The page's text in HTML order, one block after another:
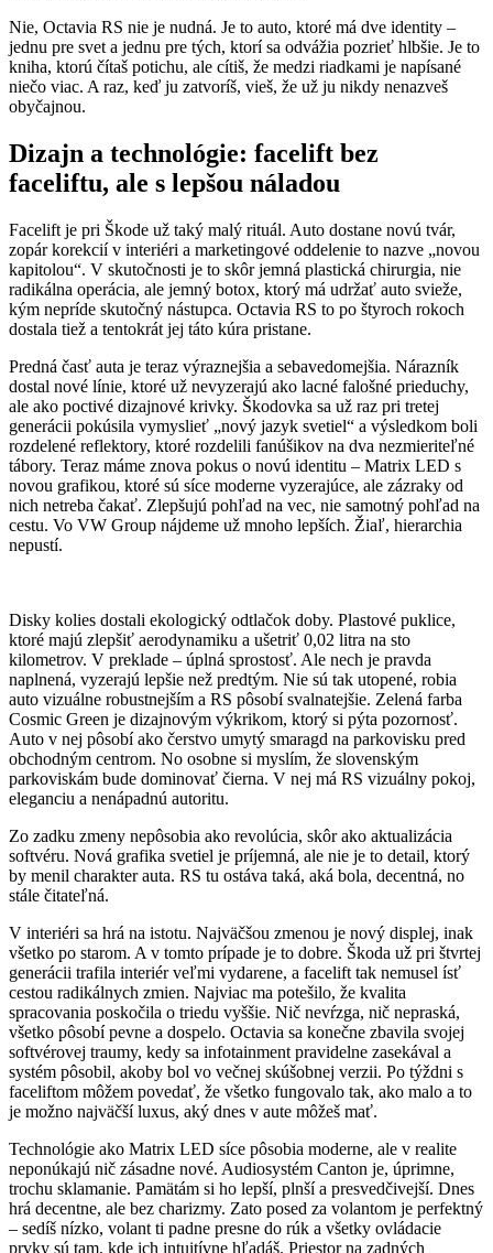
Nie, Octavia RS nie je nudná. Je to auto, ktoré má dve identity –
jednu pre svet a jednu pre tých, ktorí sa odvážia pozrieť hlbšie. Je to
kniha, ktorú čítaš potichu, ale cítiš, že medzi riadkami je napísané
niečo viac. A raz, keď ju zatvoríš, vieš, že už ju nikdy nenazveš
obyčajnou.
Dizajn a technológie: facelift bez
faceliftu, ale s lepšou náladou
Facelift je pri Škode už taký malý rituál. Auto dostane novú tvár,
zopár korekcií v interiéri a marketingové oddelenie to nazve „novou
kapitolou“. V skutočnosti je to skôr jemná plastická chirurgia, nie
radikálna operácia, ale jemný botox, ktorý má udržať auto svieže,
kým nepríde skutočný nástupca. Octavia RS to po štyroch rokoch
dostala tiež a tentokrát jej táto kúra pristane.
Predná časť auta je teraz výraznejšia a sebavedomejšia. Nárazník
dostal nové línie, ktoré už nevyzerajú ako lacné falošné prieduchy,
ale ako poctivé dizajnové krivky. Škodovka sa už raz pri tretej
generácii pokúsila vymyslieť „nový jazyk svetiel“ a výsledkom boli
rozdelené reflektory, ktoré rozdelili fanúšikov na dva nezmieriteľné
tábory. Teraz máme znova pokus o novú identitu – Matrix LED s
novou grafikou, ktoré sú síce moderne vyzerajúce, ale zázraky od
nich netreba čakať. Zlepšujú pohľad na vec, nie samotný pohľad na
cestu. Vo VW Group nájdeme už mnoho lepších. Žiaľ, hierarchia
nepustí.
Disky kolies dostali ekologický odtlačok doby. Plastové puklice,
ktoré majú zlepšiť aerodynamiku a ušetriť 0,02 litra na sto
kilometrov. V preklade – úplná sprostosť. Ale nech je pravda
naplnená, vyzerajú lepšie než predtým. Nie sú tak utopené, robia
auto vizuálne robustnejším a RS pôsobí svalnatejšie. Zelená farba
Cosmic Green je dizajnovým výkrikom, ktorý si pýta pozornosť.
Auto v nej pôsobí ako čerstvo umytý smaragd na parkovisku pred
obchodným centrom. No osobne si myslím, že slovenským
parkoviskám bude dominovať čierna. V nej má RS vizuálny pokoj,
eleganciu a nenápadnú autoritu.
Zo zadku zmeny nepôsobia ako revolúcia, skôr ako aktualizácia
softvéru. Nová grafika svetiel je príjemná, ale nie je to detail, ktorý
by menil charakter auta. RS tu ostáva taká, aká bola, decentná, no
stále čitateľná.
V interiéri sa hrá na istotu. Najväčšou zmenou je nový displej, inak
všetko po starom. A v tomto prípade je to dobre. Škoda už pri štvrtej
generácii trafila interiér veľmi vydarene, a facelift tak nemusel ísť
cestou radikálnych zmien. Najviac ma potešilo, že kvalita
spracovania poskočila o triedu vyššie. Nič nevŕzga, nič nepraská,
všetko pôsobí pevne a dospelo. Octavia sa konečne zbavila svojej
softvérovej traumy, kedy sa infotainment pravidelne zasekával a
systém pôsobil, akoby bol vo večnej skúšobnej verzii. Po týždni s
faceliftom môžem povedať, že všetko fungovalo tak, ako malo a to
je možno najväčší luxus, aký dnes v aute môžeš mať.
Technológie ako Matrix LED síce pôsobia moderne, ale v realite
neponúkajú nič zásadne nové. Audiosystém Canton je, úprimne,
trochu sklamanie. Pamätám si ho lepší, plnší a presvedčivejší. Dnes
hrá decentne, ale bez charizmy. Zato posed za volantom je perfektný
– sedíš nízko, volant ti padne presne do rúk a všetky ovládacie
prvky sú tam, kde ich intuitívne hľadáš. Priestor na zadných